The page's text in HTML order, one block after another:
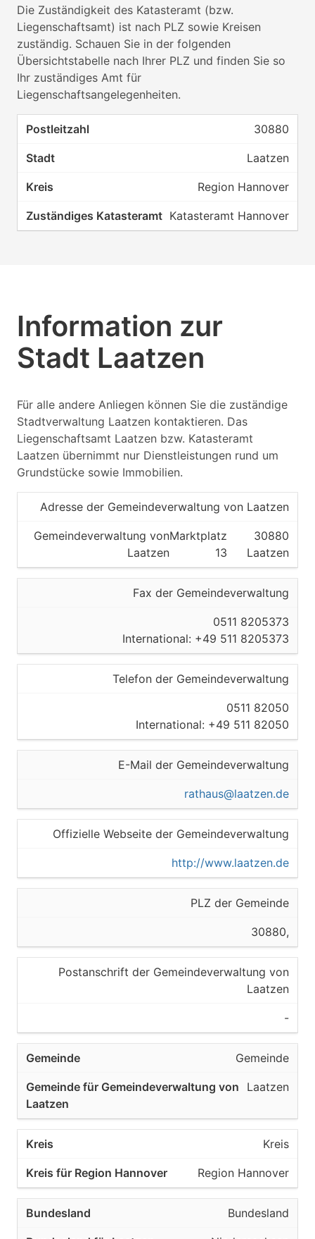
Die Zuständigkeit des Katasteramt (bzw.
Liegenschaftsamt) ist nach PLZ sowie Kreisen
zuständig. Schauen Sie in der folgenden
Übersichtstabelle nach Ihrer PLZ und finden Sie so
Ihr zuständiges Amt für
Liegenschaftsangelegenheiten.
30880
Laatzen
Region Hannover
Katasteramt Hannover
Information zur
Stadt Laatzen
Für alle andere Anliegen können Sie die zuständige
Stadtverwaltung Laatzen kontaktieren. Das
Liegenschaftsamt Laatzen bzw. Katasteramt
Laatzen übernimmt nur Dienstleistungen rund um
Grundstücke sowie Immobilien.
Adresse der Gemeindeverwaltung von Laatzen
Gemeindeverwaltung von
Laatzen
Marktplatz
13
30880
Laatzen
Fax der Gemeindeverwaltung
0511 8205373
International: +49 511 8205373
Telefon der Gemeindeverwaltung
0511 82050
International: +49 511 82050
E-Mail der Gemeindeverwaltung
rathaus@laatzen.de
Offizielle Webseite der Gemeindeverwaltung
http://www.laatzen.de
PLZ der Gemeinde
30880,
Postanschrift der Gemeindeverwaltung von
Laatzen
-
Gemeinde
Laatzen
Kreis
Region Hannover
Bundesland